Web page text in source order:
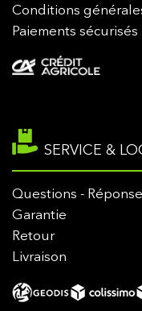
Conditions
Paiements sécurisés
SERVICE &
Questions -
Garantie
Retour
Livraison